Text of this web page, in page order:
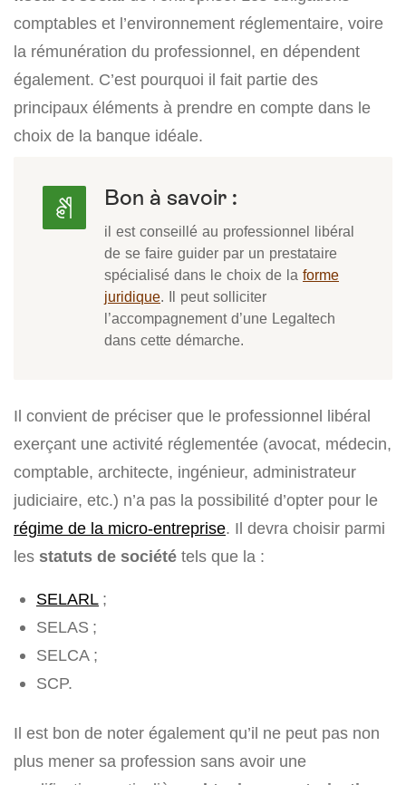
comptables et l’environnement réglementaire, voire
la rémunération du professionnel, en dépendent
également. C’est pourquoi il fait partie des
principaux éléments à prendre en compte dans le
choix de la banque idéale.
Bon à savoir :
il est conseillé au professionnel libéral
de se faire guider par un prestataire
spécialisé dans le choix de la forme
juridique. Il peut solliciter
l’accompagnement d’une Legaltech
dans cette démarche.
Il convient de préciser que le professionnel libéral
exerçant une activité réglementée (avocat, médecin,
comptable, architecte, ingénieur, administrateur
judiciaire, etc.) n’a pas la possibilité d’opter pour le
régime de la micro-entreprise. Il devra choisir parmi
les statuts de société tels que la :
SELARL ;
SELAS ;
SELCA ;
SCP.
Il est bon de noter également qu’il ne peut pas non
plus mener sa profession sans avoir une